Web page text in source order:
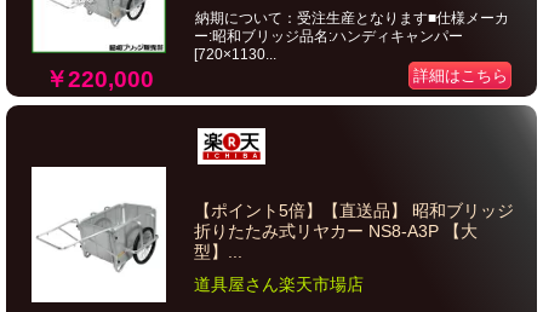
￥220,000
納期について：受注生産となります■仕様メーカ
ー:昭和ブリッジ品名:ハンディキャンパー
[720×1130...
詳細はこちら
【ポイント5倍】【直送品】 昭和ブリッジ
折りたたみ式リヤカー NS8-A3P 【大
型】...
道具屋さん楽天市場店